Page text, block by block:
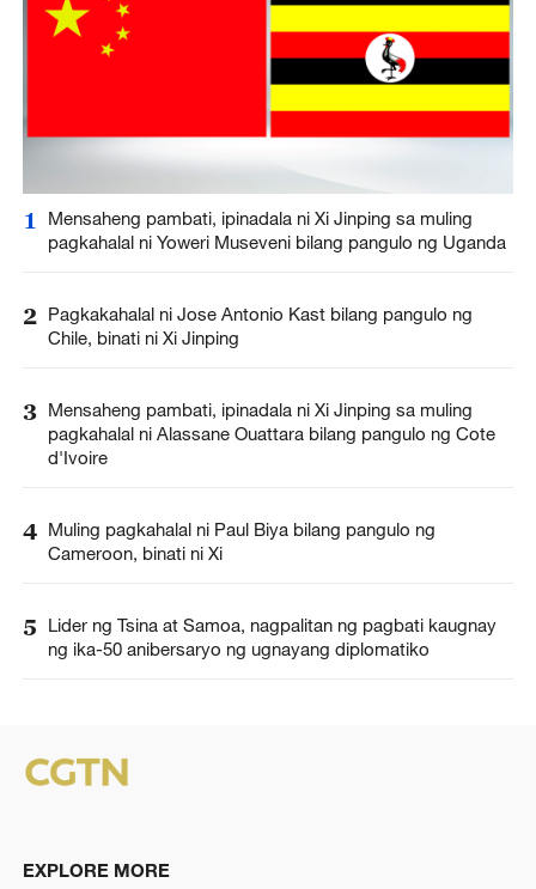
1
Mensaheng pambati, ipinadala ni Xi Jinping sa muling
pagkahalal ni Yoweri Museveni bilang pangulo ng Uganda
2 Pagkakahalal ni Jose Antonio Kast bilang pangulo ng
Chile, binati ni Xi Jinping
3 Mensaheng pambati, ipinadala ni Xi Jinping sa muling
pagkahalal ni Alassane Ouattara bilang pangulo ng Cote
d'Ivoire
4 Muling pagkahalal ni Paul Biya bilang pangulo ng
Cameroon, binati ni Xi
5
Lider ng Tsina at Samoa, nagpalitan ng pagbati kaugnay
ng ika-50 anibersaryo ng ugnayang diplomatiko
EXPLORE MORE